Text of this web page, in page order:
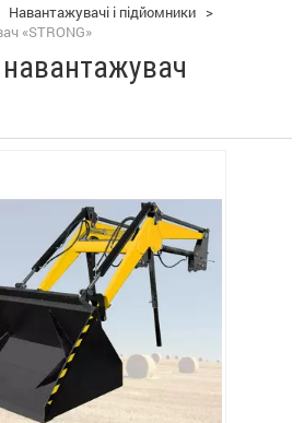
Навантажувачі і підйомники >
«STRONG»